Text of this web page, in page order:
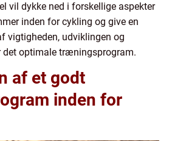
vil dykke ned i forskellige aspekter
inden for cykling og give en
vigtigheden, udviklingen og
det optimale træningsprogram.
af et godt
inden for